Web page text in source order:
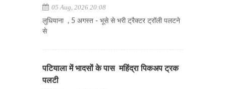
05 Aug, 2026 20:08
लुधियाना , 5 अगस्त - भूसे से भरी ट्रैक्टर ट्रॉली पलटने
से
पटियाला में भादसों के पास महिंद्रा पिकअप ट्रक
पलटी